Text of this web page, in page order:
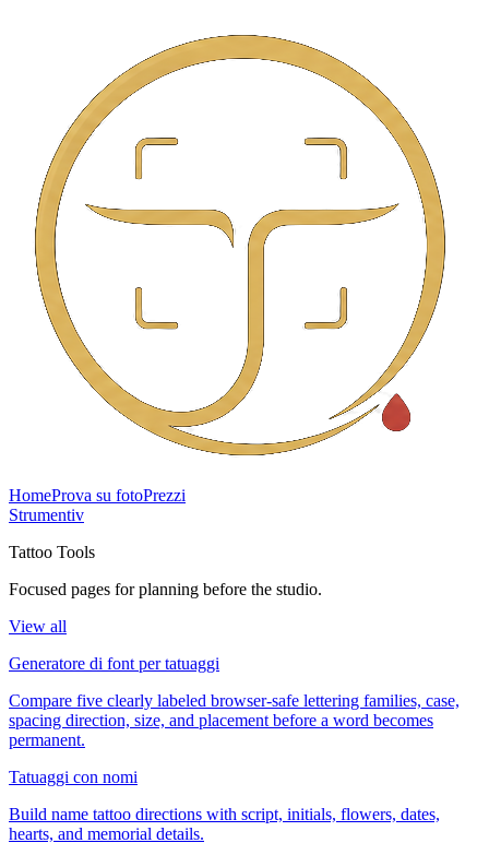
HomeProva su fotoPrezzi
Strumentiv
Tattoo Tools
Focused pages for planning before the studio.
View all
Generatore di font per tatuaggi
Compare five clearly labeled browser-safe lettering families, case,
spacing direction, size, and placement before a word becomes
permanent.
Tatuaggi con nomi
Build name tattoo directions with script, initials, flowers, dates,
hearts, and memorial details.